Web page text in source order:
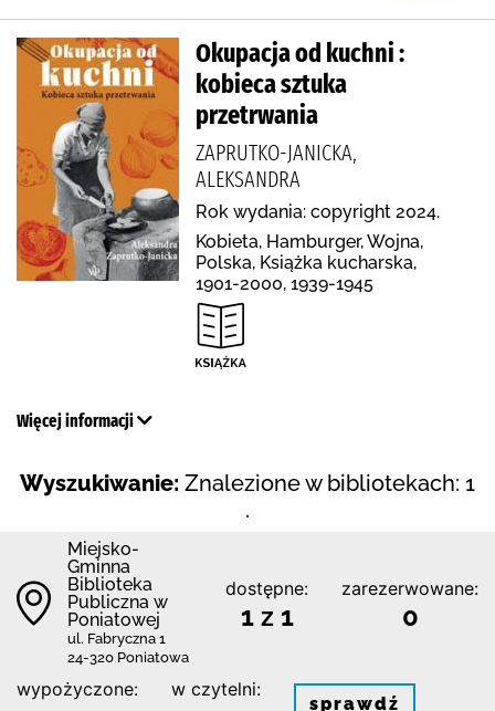
Okupacja od kuchni :
kobieca sztuka
przetrwania
ZAPRUTKO-JANICKA,
ALEKSANDRA
Rok wydania: copyright 2024.
Kobieta, Hamburger, Wojna,
Polska, Książka kucharska,
1901-2000, 1939-1945
Więcej informacji
Wyszukiwanie: Znalezione w bibliotekach: 1
.
Miejsko-
Gminna
Biblioteka
Publiczna w
Poniatowej
ul. Fabryczna 1
24-320 Poniatowa
dostępne:
1 z 1
zarezerwowane:
0
wypożyczone: w czytelni:
sprawdź